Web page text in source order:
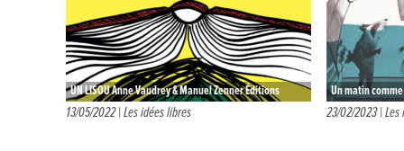
UN LISOU Anne Vaudrey & Manuel Zenner Éditions
Biscoto Dès 3 ans – Mini album 10€ Le bisou. Un…
13/05/2022 |Les idées libres
Un matin
réveil les
23/02/2023 |